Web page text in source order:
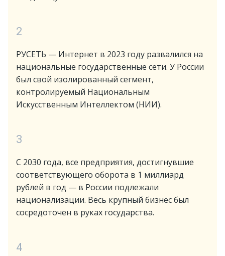
2
РУСЕТЬ — Интернет в 2023 году развалился на
национальные государственные сети. У России
был свой изолированный сегмент,
контролируемый Национальным
Искусственным Интеллектом (НИИ).
3
С 2030 года, все предприятия, достигнувшие
соответствующего оборота в 1 миллиард
рублей в год — в России подлежали
национализации. Весь крупный бизнес был
сосредоточен в руках государства.
4